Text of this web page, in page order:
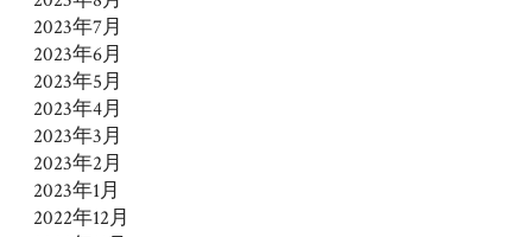
2023年7月
2023年6月
2023年5月
2023年4月
2023年3月
2023年2月
2023年1月
2022年12月